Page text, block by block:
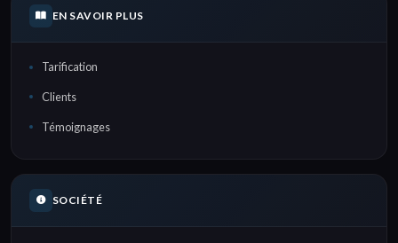
EN SAVOIR PLUS
Tarification
Clients
Témoignages
SOCIÉTÉ